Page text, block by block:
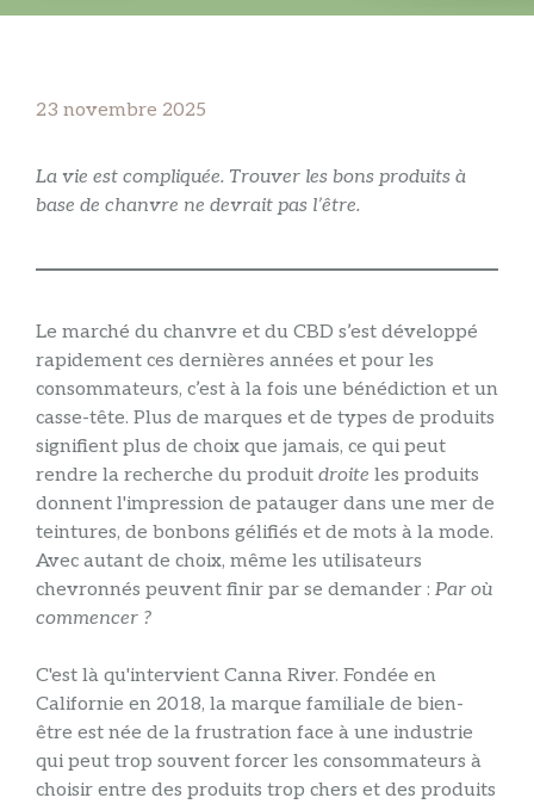
23 novembre 2025
La vie est compliquée. Trouver les bons produits à
base de chanvre ne devrait pas l’être.
Le marché du chanvre et du CBD s’est développé
rapidement ces dernières années et pour les
consommateurs, c’est à la fois une bénédiction et un
casse-tête. Plus de marques et de types de produits
signifient plus de choix que jamais, ce qui peut
rendre la recherche du produit droite les produits
donnent l'impression de patauger dans une mer de
teintures, de bonbons gélifiés et de mots à la mode.
Avec autant de choix, même les utilisateurs
chevronnés peuvent finir par se demander : Par où
commencer ?
C'est là qu'intervient Canna River. Fondée en
Californie en 2018, la marque familiale de bien-
être est née de la frustration face à une industrie
qui peut trop souvent forcer les consommateurs à
choisir entre des produits trop chers et des produits